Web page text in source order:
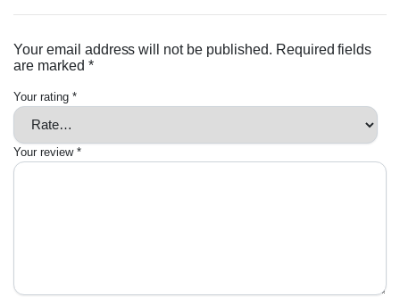
Your email address will not be published. Required fields
are marked *
Your rating *
Your review *